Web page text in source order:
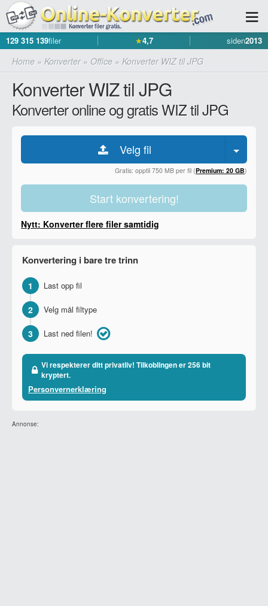
129 315 139filer ★4,7 siden2013
Home » Konverter» Office » Konverter WIZ til JPG
Konverter WIZ til JPG
Konverter online og gratis WIZ til JPG
Velg fil
Gratis: opptil 750 MB per fil (Premium: 20 GB)
Start konvertering!
Nytt: Konverter flere filer samtidig
Konvertering i bare tre trinn
1 Last opp fil
2 Velg mål filtype
3 Last ned filen!
Vi respekterer ditt privatliv! Tilkoblingen er 256 bit
kryptert.
Personvernerklæring
Annonse: